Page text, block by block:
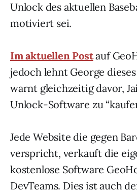
Unlock des aktuellen
motiviert sei.
Im aktuellen Postauf
jedoch lehnt George
warnt gleichzeitig davor,
Unlock-Software zu
Jede Website die gegen
verspricht, verkauft die
kostenlose Software
DevTeams. Dies ist auch